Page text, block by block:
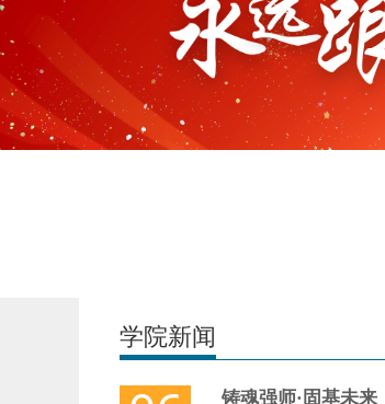
学院新闻
铸魂强师·固基未